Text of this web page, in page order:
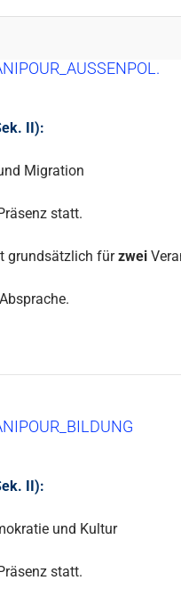
II):
Migration
statt.
grundsätzlich fürzwei
II):
und Kultur
statt.